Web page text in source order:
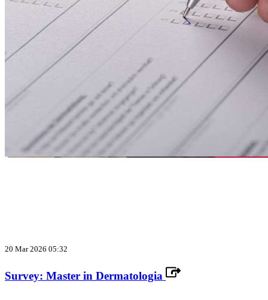
20 Mar 2026 05:32
Survey: Master in Dermatologia